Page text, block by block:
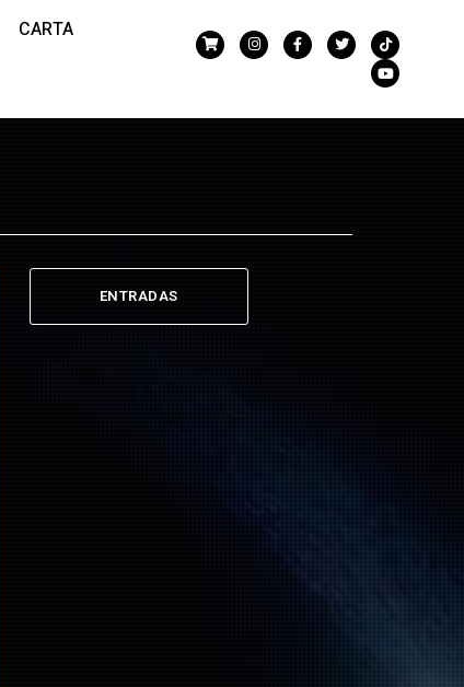
CARTA
ENTRADAS